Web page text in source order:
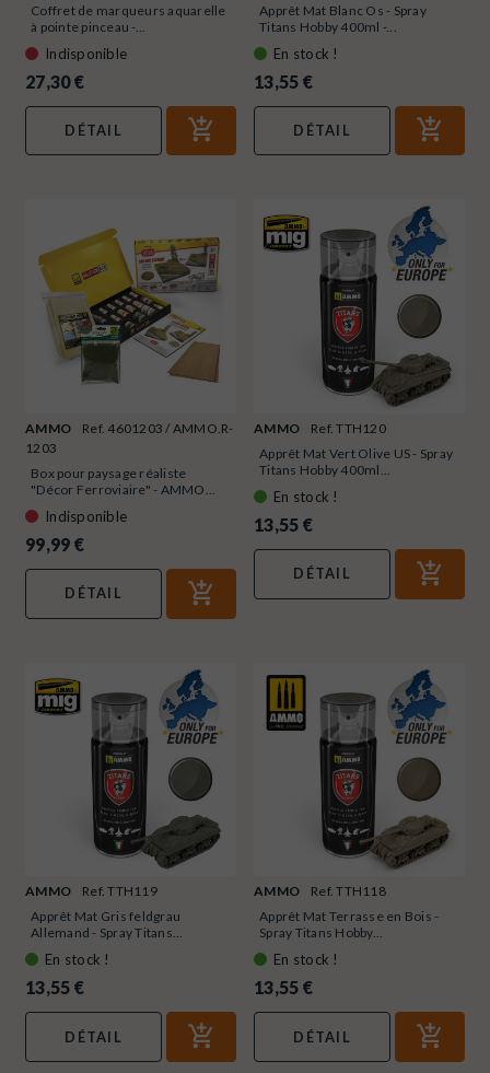
Coffret de marqueurs aquarelle
à pointe pinceau -...
Indisponible
27,30 €
DÉTAIL
Apprêt Mat Blanc Os - Spray
Titans Hobby 400ml -...
En stock !
13,55 €
DÉTAIL
AMMO
Ref. 4601203 / AMMO.R-
1203
Box pour paysage réaliste
"Décor Ferroviaire" - AMMO...
Indisponible
99,99 €
DÉTAIL
AMMO
Ref. TTH120
Apprêt Mat Vert Olive US - Spray
Titans Hobby 400ml...
En stock !
13,55 €
DÉTAIL
AMMO
Ref. TTH119
Apprêt Mat Gris feldgrau
Allemand - Spray Titans...
En stock !
13,55 €
DÉTAIL
AMMO
Ref. TTH118
Apprêt Mat Terrasse en Bois -
Spray Titans Hobby...
En stock !
13,55 €
DÉTAIL